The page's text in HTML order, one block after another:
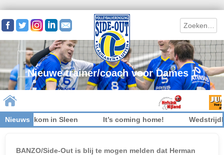
Search
Nieuwe trainer/coach voor Dames 1
Nieuws
niet welkom in Sleen It’s coming home!
BANZO/Side-Out is blij te mogen melden dat Herman